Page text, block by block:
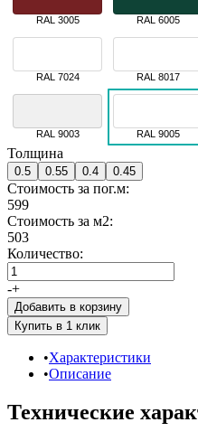
RAL 3005 RAL 6005
RAL 7024 RAL 8017
RAL 9003 RAL 9005
Толщина
0.5 0.55 0.4 0.45
Стоимость за пог.м:
599
Стоимость за м2:
503
Количество:
-+
Добавить в корзину
Характеристики
Описание
Технические